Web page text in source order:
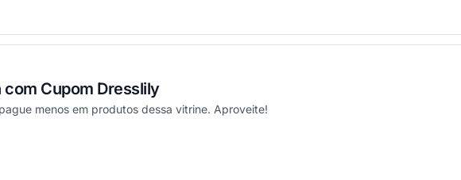
com Cupom Dresslily
menos em produtos dessa vitrine. Aproveite!